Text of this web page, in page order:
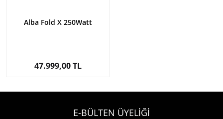
Alba Fold X 250Watt
47.999,00 TL
E-BÜLTEN ÜYELİĞİ